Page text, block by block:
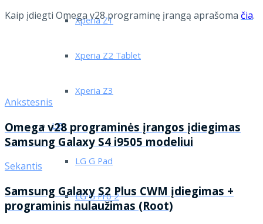
Xperia Z1
Xperia Z2 Tablet
Xperia Z3
LG
LG G Pad
LG G Pro 2
Kaip įdiegti Omega v28 programinę įrangą aprašoma čia.
Ankstesnis
Omega v28 programinės įrangos įdiegimas
Samsung Galaxy S4 i9505 modeliui
Sekantis
Samsung Galaxy S2 Plus CWM įdiegimas +
programinis nulaužimas (Root)